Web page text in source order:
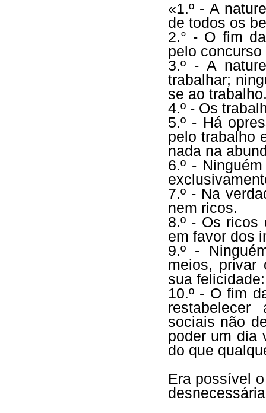
«1.º - A
de todos os
2.° - O fim
pelo
3.º - A
trabalhar;
se ao
4.º - Os
5.º - Há
pelo trabalho
nada na
6.º -
7.º - Na
nem ricos.
8.º - Os ricos
em favor dos
9.º -
meios, privar
sua
10.º - O fim
sociais não
poder um dia
do que
Era possível